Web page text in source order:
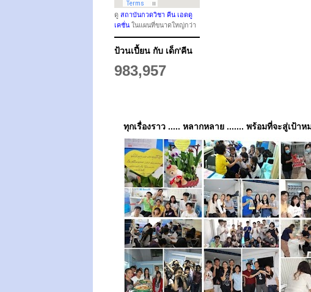
ดู สถาบันกวดวิชา คีน เอดดู
เคชั่น ในแผนที่ขนาดใหญ่กว่า
ป้วนเปี้ยน กับ เด็ก'คีน
983,957
ทุกเรื่องราว ..... หลากหลาย ....... พร้อมที่จะสู่เป้าห